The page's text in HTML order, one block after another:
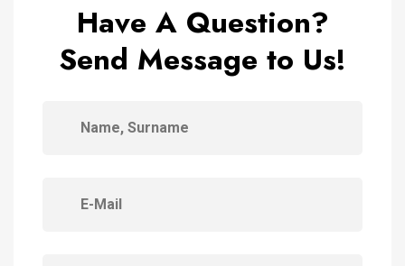
Have A Question?
Send Message to Us!